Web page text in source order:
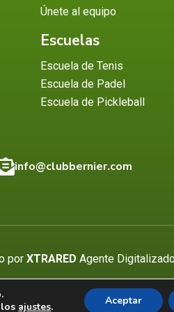
Únete al equipo
Escuelas
Escuela de Tenis
Escuela de Padel
Escuela de Pickleball
info@clubbernier.com
por XTRARED Agente
ajustes. Aceptar